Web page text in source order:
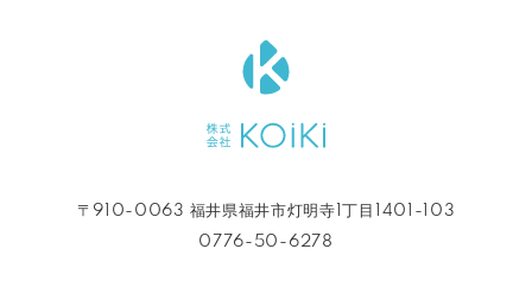
〒910-0063 福井県福井市灯明寺1丁目1401-103
0776-50-6278